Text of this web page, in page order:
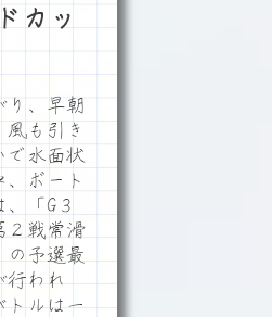
カッ
り、早朝
も引き
で水面状
ボート
「G３
２戦常滑
の予選最
行われ
トルは一